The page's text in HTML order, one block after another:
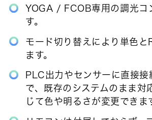
​YOGA / FCOB専用の調光コ
す。
モード切り替えにより単色と
ます。
PLC出力やセンサーに直接接
で、既存のシステムのまま対
じて色や明るさが変更できま